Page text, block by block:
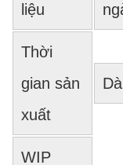
liệu
Thời
gian sản
xuất
WIP